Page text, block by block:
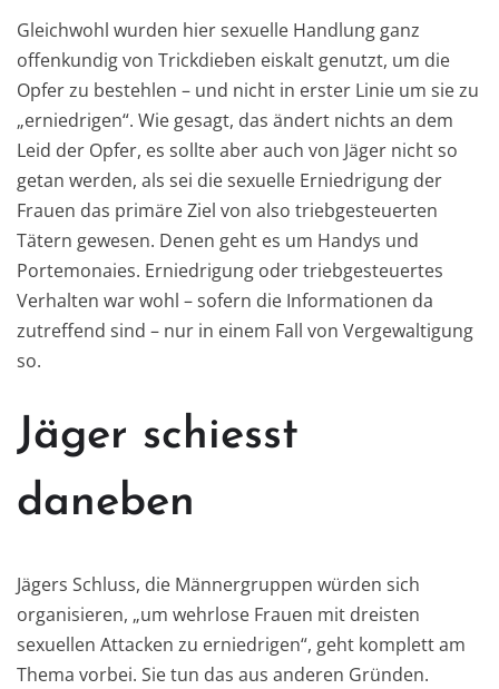
Gleichwohl wurden hier sexuelle Handlung ganz
offenkundig von Trickdieben eiskalt genutzt, um die
Opfer zu bestehlen – und nicht in erster Linie um sie zu
„erniedrigen“. Wie gesagt, das ändert nichts an dem
Leid der Opfer, es sollte aber auch von Jäger nicht so
getan werden, als sei die sexuelle Erniedrigung der
Frauen das primäre Ziel von also triebgesteuerten
Tätern gewesen. Denen geht es um Handys und
Portemonaies. Erniedrigung oder triebgesteuertes
Verhalten war wohl – sofern die Informationen da
zutreffend sind – nur in einem Fall von Vergewaltigung
so.
Jäger schiesst
daneben
Jägers Schluss, die Männergruppen würden sich
organisieren, „um wehrlose Frauen mit dreisten
sexuellen Attacken zu erniedrigen“, geht komplett am
Thema vorbei. Sie tun das aus anderen Gründen.